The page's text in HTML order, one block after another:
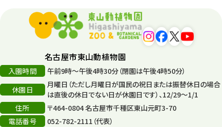
平和公園
森のとこやさん
再生
名古屋市東山動植物園
入園時間
午前9時～午後4時30分（閉園は午後4時50分）
休園日
月曜日（ただし月曜日が国民の祝日または振替休日の場合
は直後の休日でない日が休園日です）、12/29～1/1
住所
〒464-0804 名古屋市千種区東山元町3-70
電話番号
052-782-2111（代表）